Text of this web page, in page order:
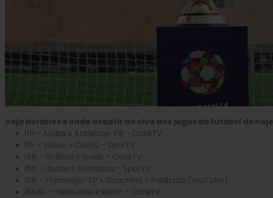
Veja horários e onde assistir ao vivo aos jogos de futebol de hoje
11h – Audax x Athletico-PR – CazéTV.
11h – Vasco x Ceará – SporTV.
15h – Grêmio x Goiás – CazéTV.
15h – Ituano x Fortaleza – SporTV.
15h – Flamengo-SP x Ibrachina – Paulistão (YouTube)
18h30 – Palmeiras x Sport – CazéTV.